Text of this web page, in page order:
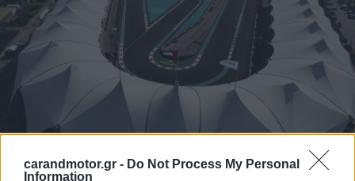
carandmotor.gr - Do Not Process My Personal
Information